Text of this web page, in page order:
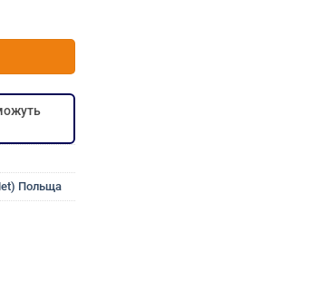
(Wkręt-met Польща)
Польща